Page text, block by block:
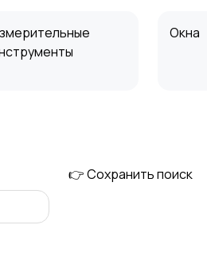
Окна
👉 Сохранить поиск